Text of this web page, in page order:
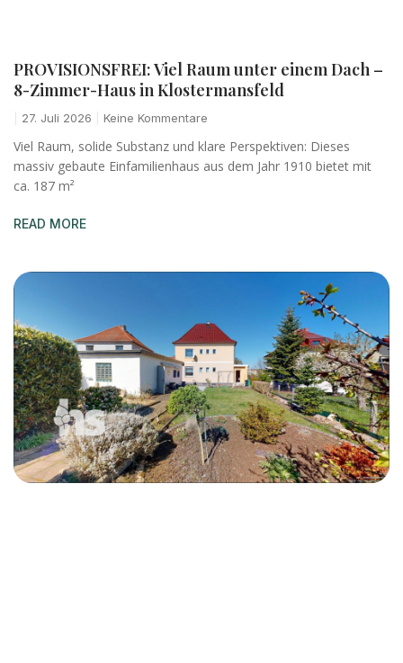
PROVISIONSFREI: Viel Raum unter einem Dach –
8-Zimmer-Haus in Klostermansfeld
27. Juli 2026 Keine Kommentare
Viel Raum, solide Substanz und klare Perspektiven: Dieses
massiv gebaute Einfamilienhaus aus dem Jahr 1910 bietet mit
ca. 187 m²
READ MORE